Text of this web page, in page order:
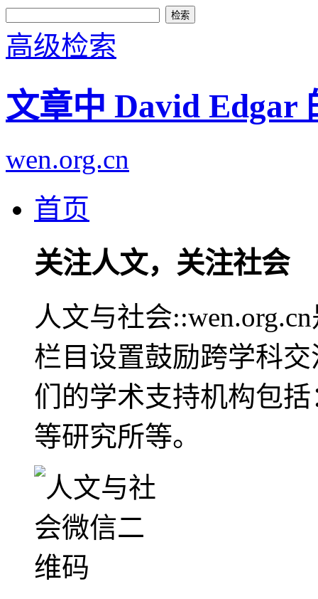
高级检索
文章中 David Edgar
wen.org.cn
首页
关注人文，关注社会
人文与社会
栏目设置鼓励跨学科
们的学术支持机构包
等研究所等。